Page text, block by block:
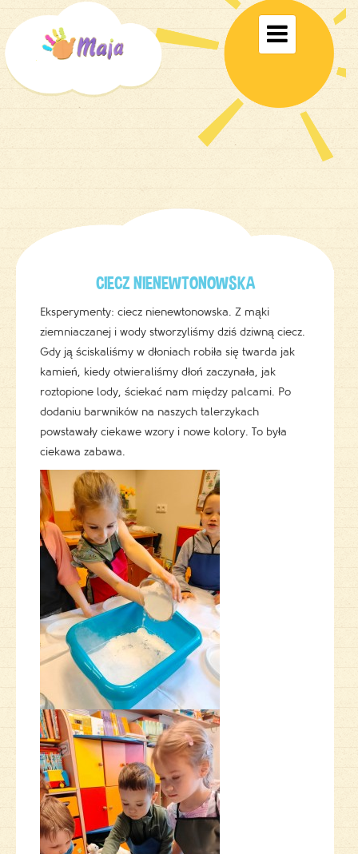
Toggle

CIECZ NIENEWTONOWSKA
Eksperymenty: ciecz nienewtonowska. Z mąki
ziemniaczanej i wody stworzyliśmy dziś dziwną ciecz.
Gdy ją ściskaliśmy w dłoniach robiła się twarda jak
kamień, kiedy otwieraliśmy dłoń zaczynała, jak
roztopione lody, ściekać nam między palcami. Po
dodaniu barwników na naszych talerzykach
powstawały ciekawe wzory i nowe kolory. To była
ciekawa zabawa.